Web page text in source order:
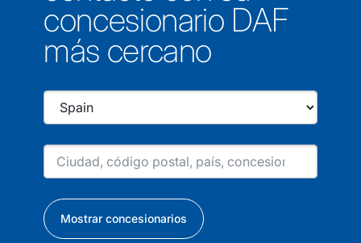
concesionario DAF
más cercano
Mostrar concesionarios